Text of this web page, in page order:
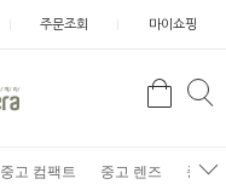
주문조회 마이쇼핑
중고 컴팩트 중고 렌즈 중고